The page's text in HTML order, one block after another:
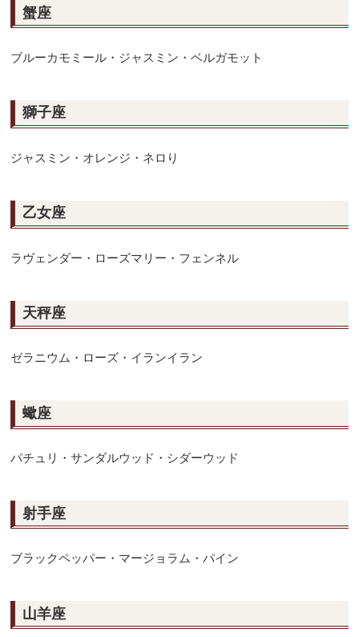
蟹座
ブルーカモミール・ジャスミン・ベルガモット
獅子座
ジャスミン・オレンジ・ネロり
乙女座
ラヴェンダー・ローズマリー・フェンネル
天秤座
ゼラニウム・ローズ・イランイラン
蠍座
パチュリ・サンダルウッド・シダーウッド
射手座
ブラックペッパー・マージョラム・パイン
山羊座